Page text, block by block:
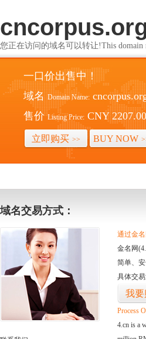
您正在访问的域名可以转让!This domain
一口价出售中！
域名 Domain Name:
售价 Listing Price: CNY 2207.00
立即购买 >> BUY NOW
域名交易方式：
通过金
金名网
简单、
具体交
我
Process
4.cn is a